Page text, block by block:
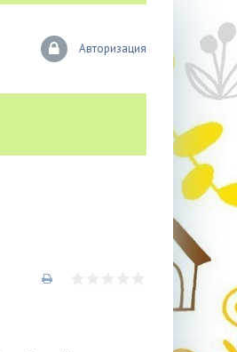
Авторизация